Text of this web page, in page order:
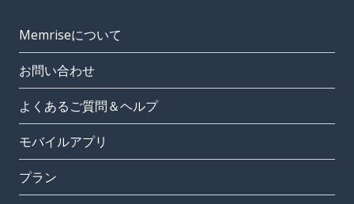
Memriseについて
お問い合わせ
よくあるご質問＆ヘルプ
モバイルアプリ
プラン